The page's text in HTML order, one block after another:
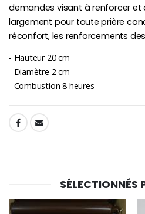
demandes visant à renforcer et
largement pour toute prière
réconfort, les renforcements
- Hauteur 20 cm
- Diamètre 2 cm
- Combustion 8 heures
SHARE:
SÉLECTIONNÉS